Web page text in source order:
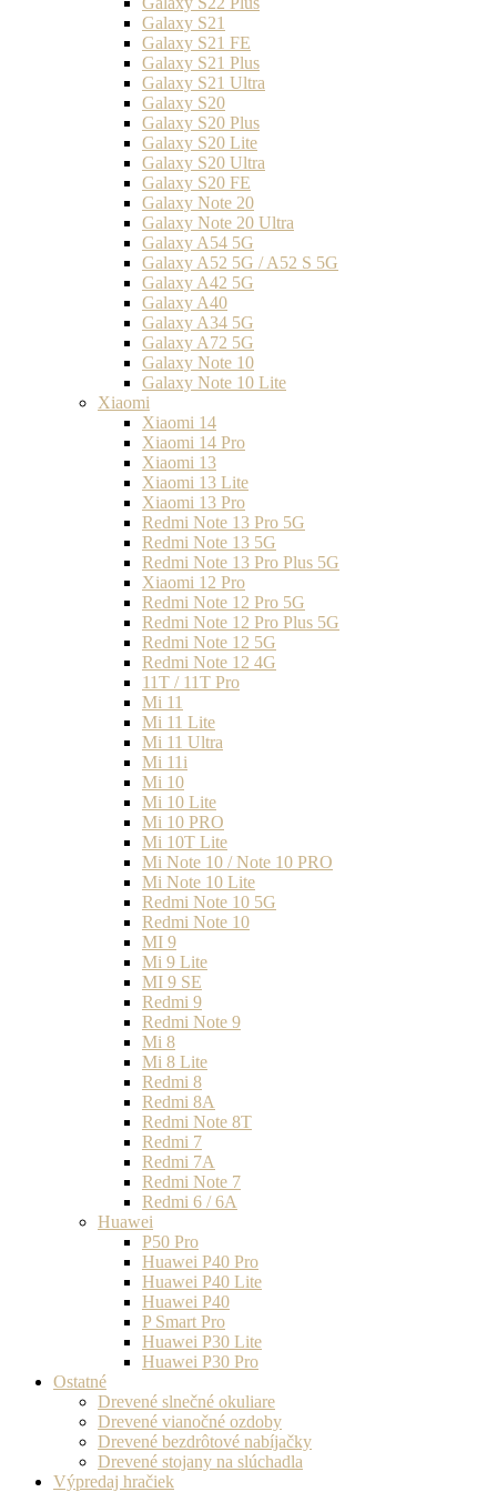
Galaxy S21
Galaxy S21 FE
Galaxy S21 Plus
Galaxy S21 Ultra
Galaxy S20
Galaxy S20 Plus
Galaxy S20 Lite
Galaxy S20 Ultra
Galaxy S20 FE
Galaxy Note 20
Galaxy Note 20 Ultra
Galaxy A54 5G
Galaxy A52 5G / A52 S 5G
Galaxy A42 5G
Galaxy A40
Galaxy A34 5G
Galaxy A72 5G
Galaxy Note 10
Galaxy Note 10 Lite
Xiaomi
Xiaomi 14
Xiaomi 14 Pro
Xiaomi 13
Xiaomi 13 Lite
Xiaomi 13 Pro
Redmi Note 13 Pro 5G
Redmi Note 13 5G
Redmi Note 13 Pro Plus 5G
Xiaomi 12 Pro
Redmi Note 12 Pro 5G
Redmi Note 12 Pro Plus 5G
Redmi Note 12 5G
Redmi Note 12 4G
11T / 11T Pro
Mi 11
Mi 11 Lite
Mi 11 Ultra
Mi 11i
Mi 10
Mi 10 Lite
Mi 10 PRO
Mi 10T Lite
Mi Note 10 / Note 10 PRO
Mi Note 10 Lite
Redmi Note 10 5G
Redmi Note 10
MI 9
Mi 9 Lite
MI 9 SE
Redmi 9
Redmi Note 9
Mi 8
Mi 8 Lite
Redmi 8
Redmi 8A
Redmi Note 8T
Redmi 7
Redmi 7A
Redmi Note 7
Redmi 6 / 6A
Huawei
P50 Pro
Huawei P40 Pro
Huawei P40 Lite
Huawei P40
P Smart Pro
Huawei P30 Lite
Huawei P30 Pro
Ostatné
Drevené slnečné okuliare
Drevené vianočné ozdoby
Drevené bezdrôtové nabíjačky
Drevené stojany na slúchadla
Výpredaj hračiek